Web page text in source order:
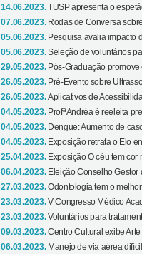
14.06.2023.TUSP apresenta o
07.06.2023. Rodas de Conversa
05.06.2023. Pesquisa avalia impacto
05.06.2023.Seleção de voluntários
29.05.2023. Pós-Graduação
26.05.2023. Pré-Evento sobre
26.05.2023.Aplicativos de
04.05.2023. Profª Andréa é reeleita
04.05.2023. Dengue: Aumento de
04.05.2023. Exposição retrata o Elo
25.04.2023. Exposição O céu tem cor
06.04.2023. Eleição Conselho Gestor
27.03.2023.Odontologia tem o
23.03.2023.V Congresso Médico
23.03.2023.Voluntários para
09.03.2023.Centro Cultural exibe
06.03.2023. Manejo de via aérea